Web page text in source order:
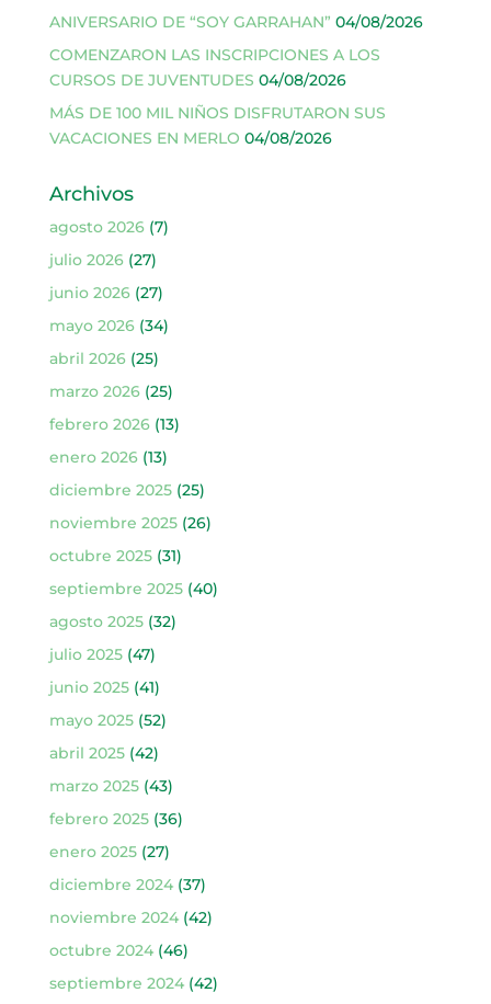
ANIVERSARIO DE “SOY GARRAHAN” 04/08/2026
COMENZARON LAS INSCRIPCIONES A LOS
CURSOS DE JUVENTUDES 04/08/2026
MÁS DE 100 MIL NIÑOS DISFRUTARON SUS
VACACIONES EN MERLO 04/08/2026
Archivos
agosto 2026(7)
julio 2026(27)
junio 2026(27)
mayo 2026(34)
abril 2026(25)
marzo 2026(25)
febrero 2026(13)
enero 2026(13)
diciembre 2025(25)
noviembre 2025(26)
octubre 2025(31)
septiembre 2025(40)
agosto 2025(32)
julio 2025(47)
junio 2025(41)
mayo 2025(52)
abril 2025(42)
marzo 2025(43)
febrero 2025(36)
enero 2025(27)
diciembre 2024(37)
noviembre 2024(42)
octubre 2024(46)
septiembre 2024(42)